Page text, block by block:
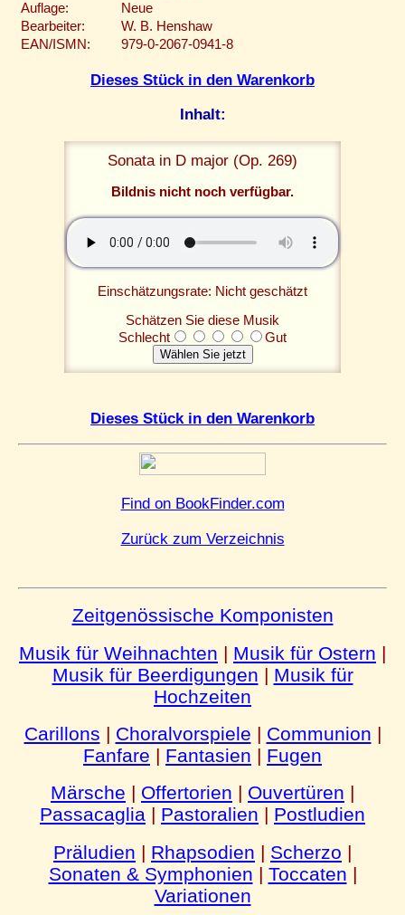
Auflage:
Neue
Bearbeiter:
W. B. Henshaw
EAN/ISMN:
979-0-2067-0941-8
Dieses Stück in den Warenkorb
Inhalt:
Sonata in D major (Op. 269)
Bildnis nicht noch verfügbar.
Einschätzungsrate: Nicht geschätzt
Schätzen Sie diese Musik
Schlecht
Gut
Dieses Stück in den Warenkorb
Find on BookFinder.com
Zurück zum Verzeichnis
Zeitgenössische Komponisten
Musik für Weihnachten | Musik für Ostern |
Musik für Beerdigungen | Musik für
Hochzeiten
Carillons | Choralvorspiele | Communion |
Fanfare | Fantasien | Fugen
Märsche | Offertorien | Ouvertüren |
Passacaglia | Pastoralien | Postludien
Präludien | Rhapsodien | Scherzo |
Sonaten & Symphonien | Toccaten |
Variationen